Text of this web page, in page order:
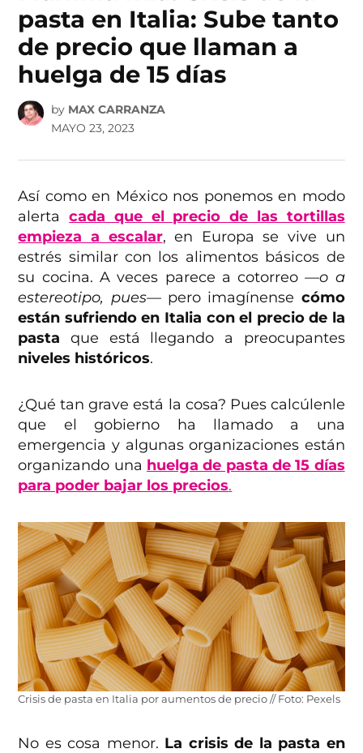
pasta en Italia: Sube tanto
de precio que llaman a
huelga de 15 días
by MAX CARRANZA
MAYO 23, 2023
Así como en México nos ponemos en modo
alertacada que el precio de las tortillas
empieza a escalar, en Europa se vive un
estrés similar con los alimentos básicos de
su cocina. A veces parece a cotorreo—o a
estereotipo, pues—pero imagínense cómo
están sufriendo en Italia con el precio de la
pasta que está llegando a preocupantes
niveles históricos.
¿Qué tan grave está la cosa? Pues calcúlenle
que el gobierno ha llamado a una
emergencia y algunas organizaciones están
organizando una huelga de pasta de 15 días
para poder bajar los precios.
Crisis de pasta en Italia por aumentos de precio // Foto: Pexels
No es cosa menor. La crisis de la pasta en